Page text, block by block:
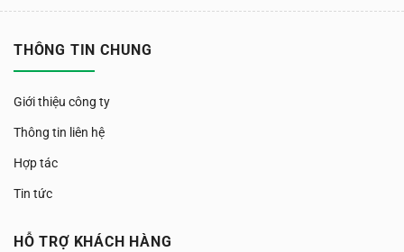
THÔNG TIN CHUNG
Giới thiệu công ty
Thông tin liên hệ
Hợp tác
Tin tức
HỖ TRỢ KHÁCH HÀNG